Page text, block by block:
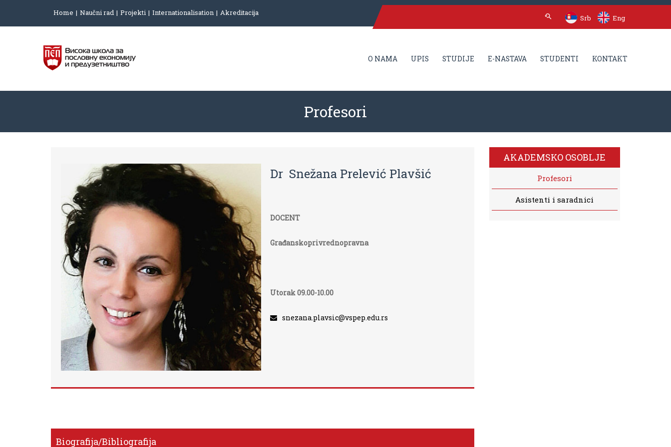
Home Naučni rad Projekti Internationalisation Akreditacija
Srb Eng
O NAMA UPIS STUDIJE E-NASTAVA STUDENTI KONTAKT
Profesori
Dr Snežana Prelević Plavšić
DOCENT
Građanskoprivrednopravna
Utorak 09.00-10.00
snezana.plavsic@vspep.edu.rs
Biografija/bibliografija
AKADEMSKO OSOBLJE
Profesori
Asistenti i saradnici